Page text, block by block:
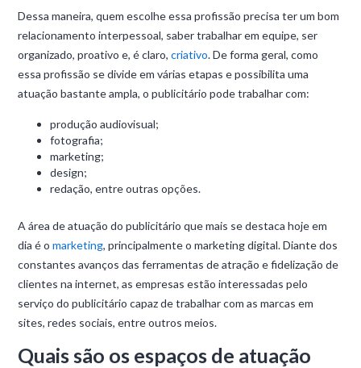
Dessa maneira, quem escolhe essa profissão precisa ter um bom
relacionamento interpessoal, saber trabalhar em equipe, ser
organizado, proativo e, é claro,criativo. De forma geral, como
essa profissão se divide em várias etapas e possibilita uma
atuação bastante ampla, o publicitário pode trabalhar com:
produção audiovisual;
fotografia;
marketing;
design;
redação, entre outras opções.
A área de atuação do publicitário que mais se destaca hoje em
dia é omarketing, principalmente o marketing digital. Diante dos
constantes avanços das ferramentas de atração e fidelização de
clientes na internet, as empresas estão interessadas pelo
serviço do publicitário capaz de trabalhar com as marcas em
sites, redes sociais, entre outros meios.
Quais são os espaços de atuação